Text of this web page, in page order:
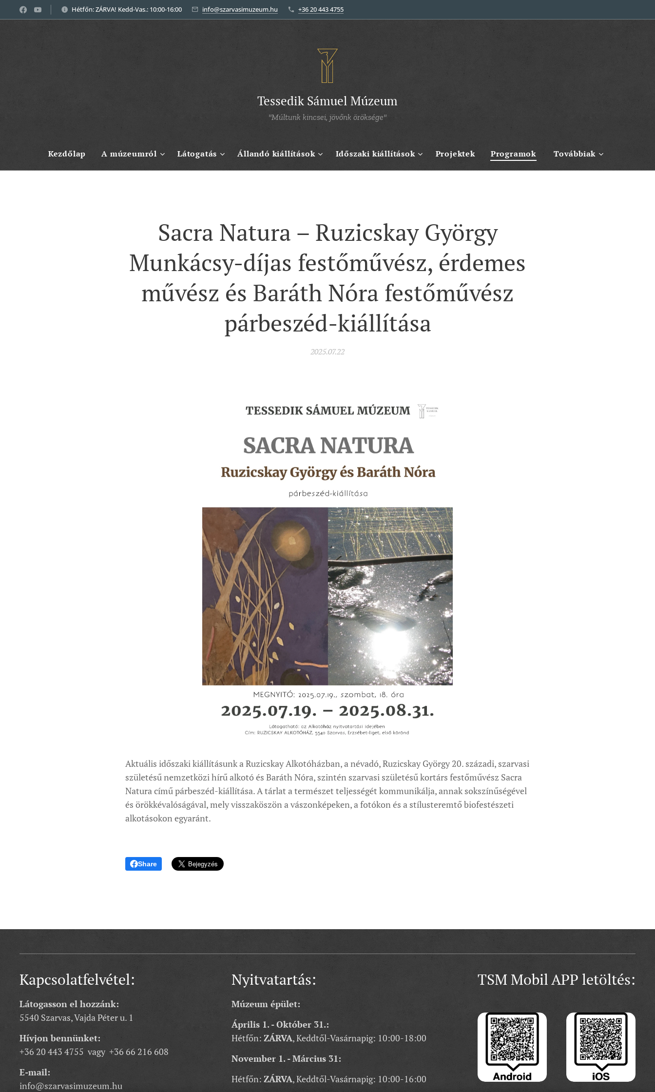
Hétfőn: ZÁRVA! Kedd-Vas.: 10:00-16:00 info@szarvasimuzeum.hu +36 20 443 4755
Tessedik Sámuel Múzeum
"Múltunk kincsei, jövőnk öröksége"
Kezdőlap A múzeumról Látogatás Állandó kiállítások Időszaki kiállítások Projektek Programok Továbbiak
Sacra Natura – Ruzicskay György
Munkácsy-díjas festőművész, érdemes
művész és Baráth Nóra festőművész
párbeszéd-kiállítása
2025.07.22
Aktuális időszaki kiállításunk a Ruzicskay Alkotóházban, a névadó, Ruzicskay György 20. századi, szarvasi
születésű nemzetközi hírű alkotó és Baráth Nóra, szintén szarvasi születésű kortárs festőművész Sacra
Natura című párbeszéd-kiállítása. A tárlat a természet teljességét kommunikálja, annak sokszínűségével
és örökkévalóságával, mely visszaköszön a vászonképeken, a fotókon és a stílusteremtő biofestészeti
alkotásokon egyaránt.
Share
Kapcsolatfelvétel:
Látogasson el hozzánk:
5540 Szarvas, Vajda Péter u. 1
Hívjon bennünket:
+36 20 443 4755 vagy +36 66 216 608
E-mail:
info@szarvasimuzeum.hu
Nyitvatartás:
Múzeum épület:
Április 1. - Október 31.:
Hétfőn: ZÁRVA, Keddtől-Vasárnapig: 10:00-18:00
November 1. - Március 31:
Hétfőn: ZÁRVA, Keddtől-Vasárnapig: 10:00-16:00
TSM Mobil APP letöltés: